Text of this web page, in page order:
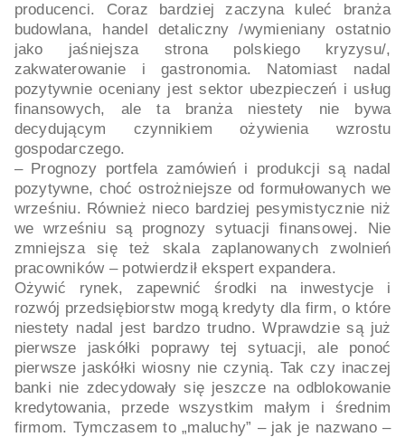
producenci. Coraz bardziej zaczyna kuleć branża
budowlana, handel detaliczny /wymieniany ostatnio
jako jaśniejsza strona polskiego kryzysu/,
zakwaterowanie i gastronomia. Natomiast nadal
pozytywnie oceniany jest sektor ubezpieczeń i usług
finansowych, ale ta branża niestety nie bywa
decydującym czynnikiem ożywienia wzrostu
gospodarczego.
– Prognozy portfela zamówień i produkcji są nadal
pozytywne, choć ostrożniejsze od formułowanych we
wrześniu. Również nieco bardziej pesymistycznie niż
we wrześniu są prognozy sytuacji finansowej. Nie
zmniejsza się też skala zaplanowanych zwolnień
pracowników – potwierdził ekspert expandera.
Ożywić rynek, zapewnić środki na inwestycje i
rozwój przedsiębiorstw mogą kredyty dla firm, o które
niestety nadal jest bardzo trudno. Wprawdzie są już
pierwsze jaskółki poprawy tej sytuacji, ale ponoć
pierwsze jaskółki wiosny nie czynią. Tak czy inaczej
banki nie zdecydowały się jeszcze na odblokowanie
kredytowania, przede wszystkim małym i średnim
firmom. Tymczasem to „maluchy” – jak je nazwano –